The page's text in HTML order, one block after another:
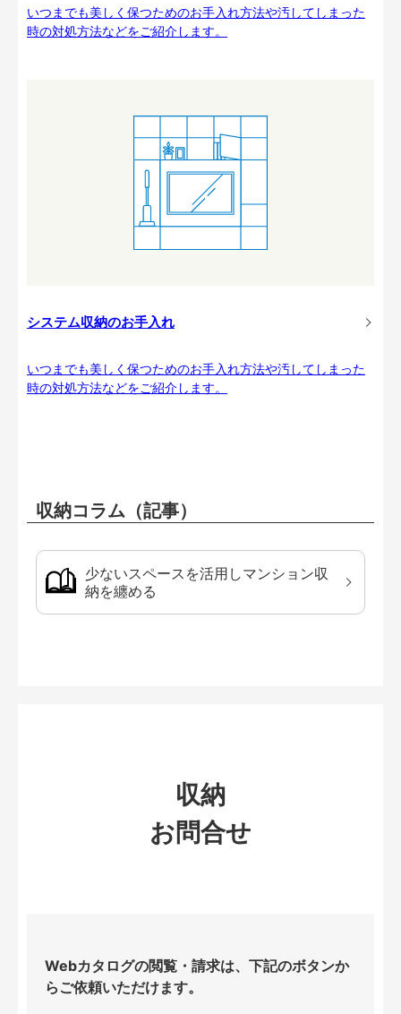
いつまでも美しく保つためのお手入れ方法や汚してしまった
時の対処方法などをご紹介します。
システム収納のお手入れ
いつまでも美しく保つためのお手入れ方法や汚してしまった
時の対処方法などをご紹介します。
収納コラム（記事）
少ないスペースを活用しマンション収
納を纏める
収納
お問合せ
Webカタログの閲覧・請求は、下記のボタンか
らご依頼いただけます。